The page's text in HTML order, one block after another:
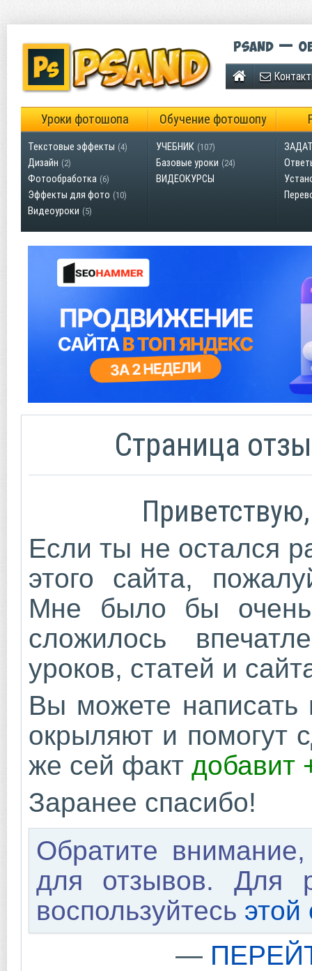
Psand —
Уроки фотошопа Обучение фотошопу
Текстовые эффекты (4)
Дизайн (2)
Фотообработка (6)
Эффекты для фото (10)
Видеоуроки (5)
УЧЕБНИК (107)
Базовые уроки (24)
ВИДЕОКУРСЫ
Страница
Если ты не остался
этого сайта,
Мне было бы очень
сложилось
уроков, статей и
Вы можете написать
окрыляют и помогут
же сей факт добавит
Заранее спасибо!
Обратите
для отзывов. Для
воспользуйтесь этой
—